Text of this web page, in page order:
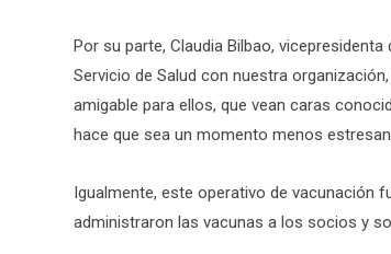
Por su parte, Claudia Bilbao,
Servicio de Salud con nuestra
amigable para ellos, que vean caras
hace que sea un momento menos
Igualmente, este operativo de vacunación
administraron las vacunas a los socios y